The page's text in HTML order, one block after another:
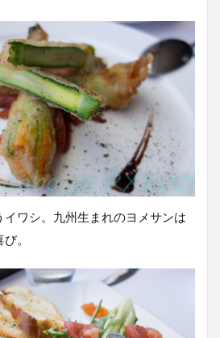
ワシ。九州生まれのヨメサンは
。